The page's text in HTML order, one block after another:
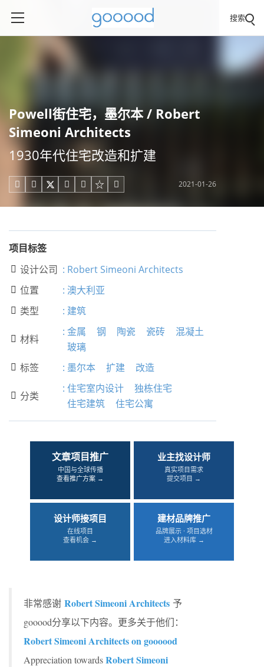
搜索
Powell街住宅，墨尔本 / Robert
Simeoni Architects
1930年代住宅改造和扩建
     2021-01-26
项目标签
 设计公司 : Robert Simeoni Architects
 位置 : 澳大利亚
 类型 : 建筑
 材料
: 金属 钢 陶瓷 瓷砖
混凝土
玻璃
 标签 : 墨尔本 扩建 改造
 分类
: 住宅室内设计
独栋住宅
住宅建筑
住宅公寓
文章项目推广
中国与全球传播
查看推广方案 →
业主找设计师
真实项目需求
提交项目 →
设计师接项目
在线项目
查看机会 →
建材品牌推广
品牌展示 · 项目选材
进入材料库 →
非常感谢 Robert Simeoni Architects 予
gooood分享以下内容。更多关于他们：
Robert Simeoni Architects on goooood
Appreciation towardsRobert Simeoni